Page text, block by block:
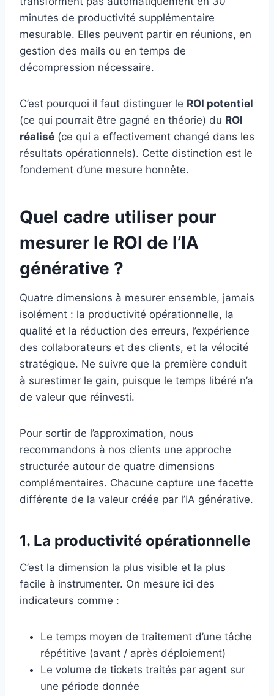
minutes de productivité supplémentaire
mesurable. Elles peuvent partir en réunions, en
gestion des mails ou en temps de
décompression nécessaire.
C’est pourquoi il faut distinguer le ROI potentiel
(ce qui pourrait être gagné en théorie) du ROI
réalisé (ce qui a effectivement changé dans les
résultats opérationnels). Cette distinction est le
fondement d’une mesure honnête.
Quel cadre utiliser pour
mesurer le ROI de l’IA
générative ?
Quatre dimensions à mesurer ensemble, jamais
isolément : la productivité opérationnelle, la
qualité et la réduction des erreurs, l’expérience
des collaborateurs et des clients, et la vélocité
stratégique. Ne suivre que la première conduit
à surestimer le gain, puisque le temps libéré n’a
de valeur que réinvesti.
Pour sortir de l’approximation, nous
recommandons à nos clients une approche
structurée autour de quatre dimensions
complémentaires. Chacune capture une facette
différente de la valeur créée par l’IA générative.
1. La productivité opérationnelle
C’est la dimension la plus visible et la plus
facile à instrumenter. On mesure ici des
indicateurs comme :
Le temps moyen de traitement d’une tâche
répétitive (avant / après déploiement)
Le volume de tickets traités par agent sur
une période donnée